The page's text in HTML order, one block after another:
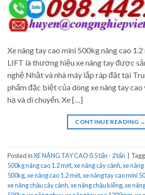
Xe nâng tay cao mini 500kg nâng cao
LIFT là thương hiệu xe nâng tay được
nghệ Nhật và nhà máy lắp ráp đặt tại
phẩm đặc biệt của dòng xe nâng tay
hạ và di chuyển. Xe […]
CONTINUE READING →
Posted inXE NÂNG TAY CAO 0.5 tấn - 2 tấn
500kg nâng cao 1.2 mét,xe nâng cây cảnh,xe
500kg,xe nâng cao 1.2 mét,xe nâng tay cao mini
xe nâng chậu cây cảnh,xe nâng chậu kiểng,xe